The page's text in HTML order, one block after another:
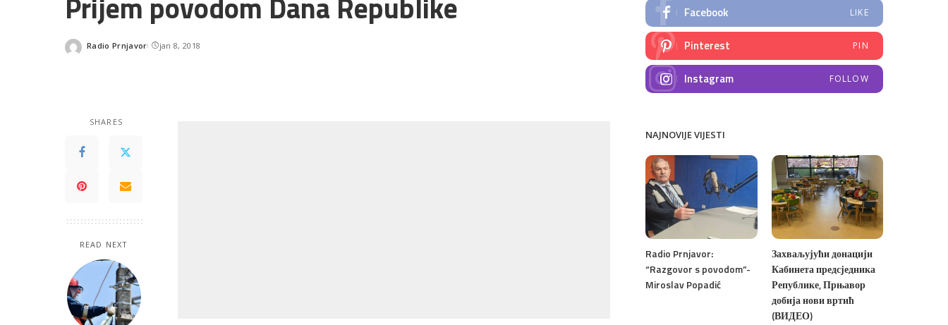
Posted
Radio Prnjavor jan 8, 2018
SHARES
READ NEXT
Facebook LIKE
Pinterest PIN
Instagram FOLLOW
NAJNOVIJE VIJESTI
Radio Prnjavor:
“Razgovor s povodom”-
Miroslav Popadić
Захваљујући донацији
Кабинета предсједника
Републике, Прњавор
добија нови вртић
(ВИДЕО)